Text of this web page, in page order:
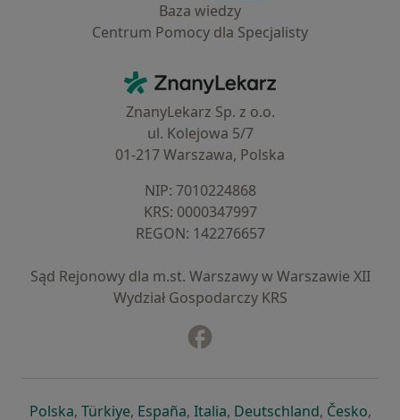
Baza wiedzy
Centrum Pomocy dla Specjalisty
ZnanyLekarz - Strona główna
ZnanyLekarz Sp. z o.o.
ul. Kolejowa 5/7
01-217 Warszawa, Polska
NIP: ⁠7010224868
KRS: ⁠0000347997
REGON: ⁠142276657
Sąd Rejonowy dla m.st. Warszawy w Warszawie XII
Wydział Gospodarczy KRS
Polskaotwiera się w nowej karcie
, Türkiyeotwiera się w nowej karcie
, Españaotwiera się w nowej karcie
, Italiaotwiera się w nowej
, Deutschlandotwiera się
, Česko,